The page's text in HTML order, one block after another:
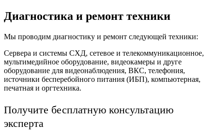
Диагностика и ремонт техники
Мы проводим диагностику и ремонт следующей техники:
Сервера и системы СХД, сетевое и телекоммуникационное,
мультимедийное оборудование, видеокамеры и друге
оборудование для видеонаблюдения, ВКС, телефония,
источники бесперебойного питания (ИБП), компьютерная,
печатная и оргтехника.
Получите бесплатную консультацию
эксперта